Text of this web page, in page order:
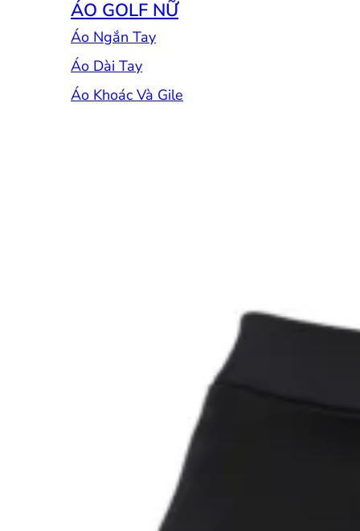
ÁO GOLF NỮ
Áo Ngắn Tay
Áo Dài Tay
Áo Khoác Và Gile